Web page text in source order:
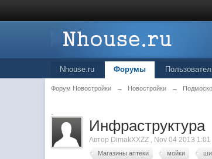
Nhouse.ru Форумы
Форум Новостройки → Новостройки →
.
Инфраструктура
Автор DimakXXZZ , Nov 04 2013 1:01
Магазины аптеки мойки